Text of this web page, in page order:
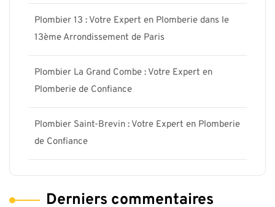
Plombier 13 : Votre Expert en Plomberie dans le
13ème Arrondissement de Paris
Plombier La Grand Combe : Votre Expert en
Plomberie de Confiance
Plombier Saint-Brevin : Votre Expert en Plomberie
de Confiance
Derniers commentaires